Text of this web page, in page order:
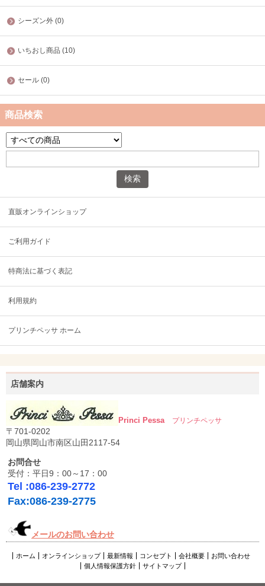
シーズン外 (0)
いちおし商品 (10)
セール (0)
商品検索
直販オンラインショップ
ご利用ガイド
特商法に基づく表記
利用規約
プリンチペッサ ホーム
店舗案内
Princi Pessa プリンチペッサ
〒701-0202
岡山県岡山市南区山田2117-54
お問合せ
受付：平日9：00～17：00
Tel :086-239-2772
Fax:086-239-2775
メールのお問い合わせ
ホーム オンラインショップ 最新情報 コンセプト 会社概要
お問い合わせ
個人情報保護方針
サイトマップ